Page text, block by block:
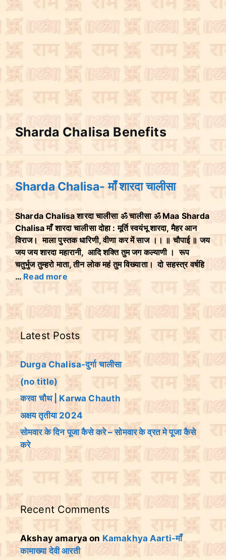
Sharda Chalisa Benefits
Sharda Chalisa- माँ शारदा चालीसा
Sharda Chalisa शारदा चालीसा ॐ चालीसा ॐ Maa Sharda
Chalisa माँ शारदा चालीसा दोहा : मूर्ति स्वयंभू शारदा, मैहर आन
विराज। माला पुस्तक धारिणी, वीणा कर में साज ।। ॥ चौपाई ॥ जय
जय जय शारदा महारानी, आदि शक्ति तुम जग कल्याणी । रूप
चतुर्भुज तुम्हरो माता, तीन लोक महं तुम विख्याता। दो सहस्त्र वर्षहि
… Read more
Latest Posts
Durga Chalisa-दुर्गा चालीसा
(no title)
करवा चौथ | Karwa Chauth
अक्षय तृतीया 2024
सोमवार के दिन पूजा कैसे करे – सोमवार के व्रत मे पूजा कैसे
करे
Recent Comments
Akshay amarya on Kamakhya Aarti-माँ
कामाख्या देवी आरती